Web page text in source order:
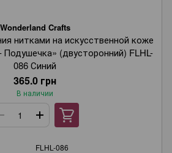
Wonderland Crafts
нитками на искусственной коже
Подушечка» (двусторонний) FLHL-
086 Синий
365.0 грн
В наличии
FLHL-086